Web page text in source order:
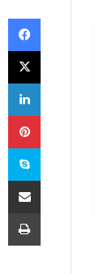
Facebook
X
LinkedIn
Pinterest
Skype
E-Posta ile paylaş